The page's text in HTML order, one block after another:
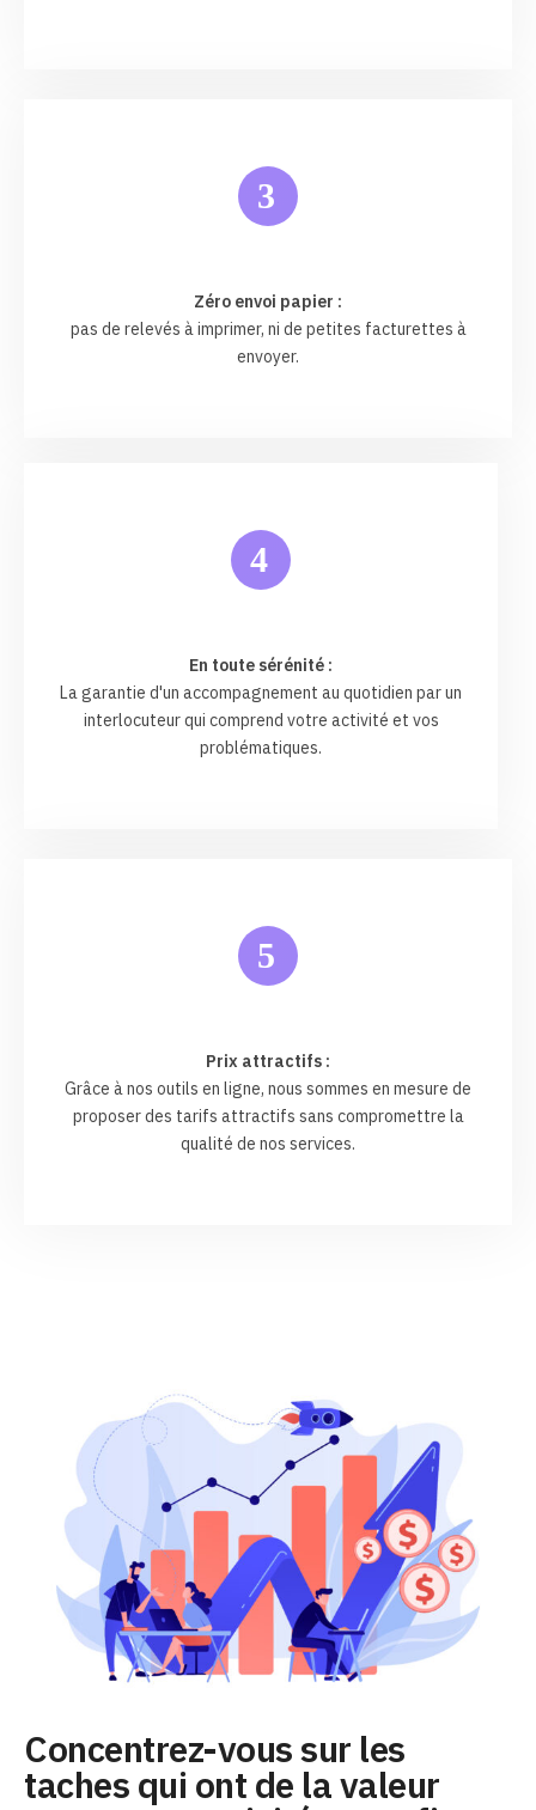
3
Zéro envoi papier :
pas de relevés à imprimer, ni de petites facturettes à
envoyer.
4
En toute sérénité :
La garantie d'un accompagnement au quotidien par un
interlocuteur qui comprend votre activité et vos
problématiques.
5
Prix attractifs :
Grâce à nos outils en ligne, nous sommes en mesure de
proposer des tarifs attractifs sans compromettre la
qualité de nos services.
Concentrez-vous sur les
taches qui ont de la valeur